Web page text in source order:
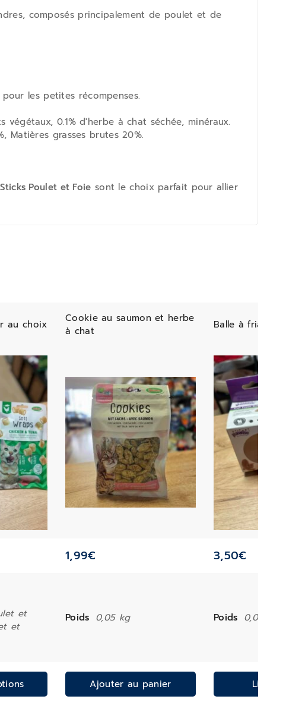
composés principalement de poulet et de
les petites récompenses.
0.1% d'herbe à chat séchée, minéraux.
Matières grasses brutes 20%.
Poulet et Foie sont le choix parfait pour allier
au choix
Cookie au saumon et herbe
à chat
Balle à
1,99€ 3,50€
et
et
Poids 0,05 kg Poids 0,05 kg
Ajouter au panier Lire la